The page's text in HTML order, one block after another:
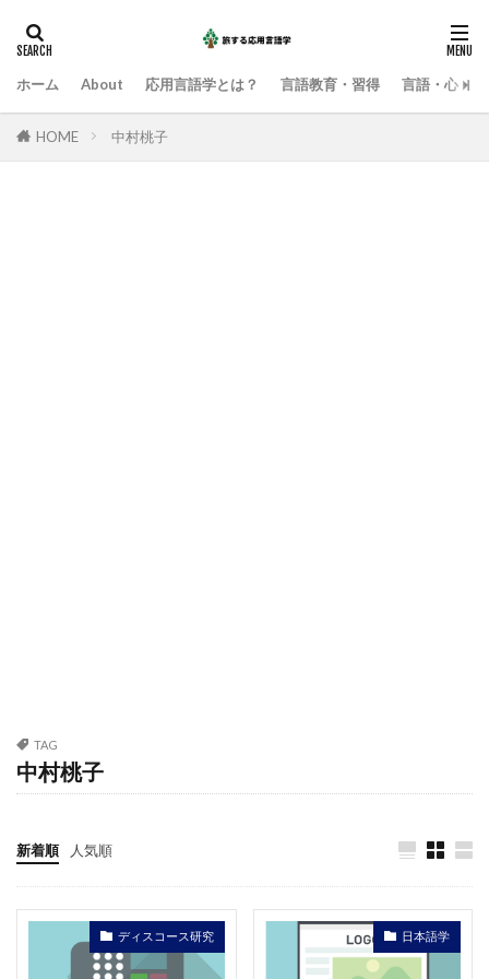
ホーム About 応用言語学とは？ 言語教育・習得 言語・心・
HOME 中村桃子
TAG
中村桃子
新着順 人気順
ディスコース研究 日本語学